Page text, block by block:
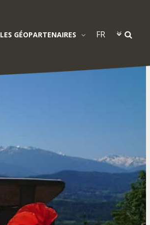
LES GÉOPARTENAIRES